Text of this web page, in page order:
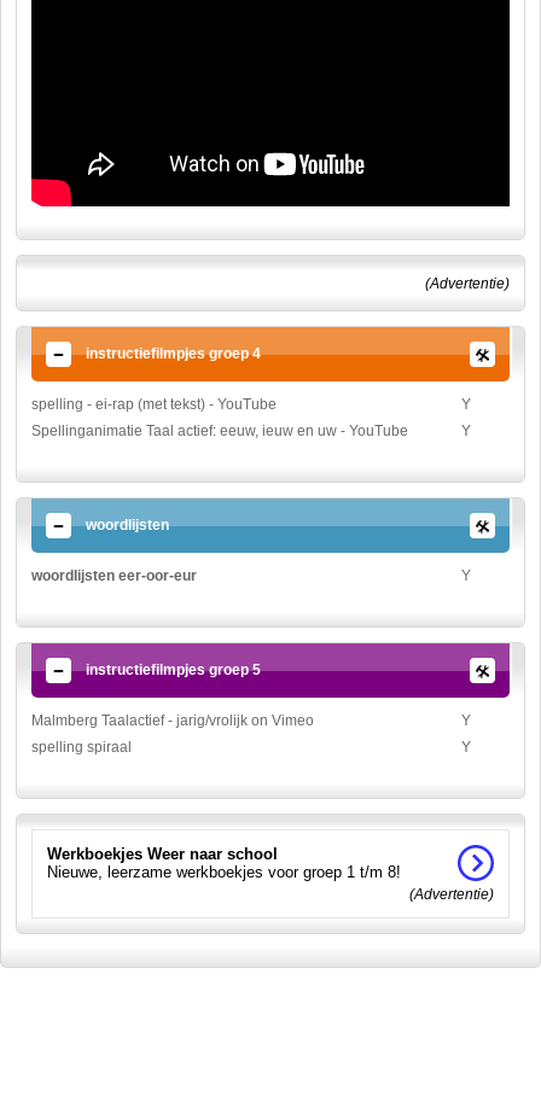
(Advertentie)
instructiefilmpjes groep 4
spelling - ei-rap (met tekst) - YouTube
Y
Spellinganimatie Taal actief: eeuw, ieuw en uw - YouTube
Y
woordlijsten
woordlijsten eer-oor-eur Y
instructiefilmpjes groep 5
Malmberg Taalactief - jarig/vrolijk on Vimeo
Y
spelling spiraal
Y
Werkboekjes Weer naar school
Nieuwe, leerzame werkboekjes voor groep 1 t/m 8!
(Advertentie)